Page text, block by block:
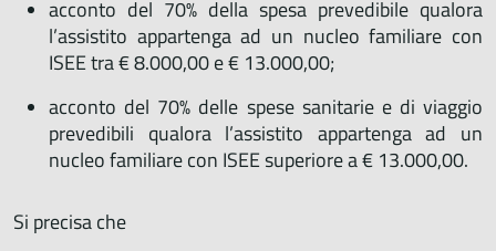
acconto del 70% della spesa prevedibile qualora
l’assistito appartenga ad un nucleo familiare con
ISEE tra € 8.000,00 e € 13.000,00;
acconto del 70% delle spese sanitarie e di viaggio
prevedibili qualora l’assistito appartenga ad un
nucleo familiare con ISEE superiore a € 13.000,00.
Si precisa che